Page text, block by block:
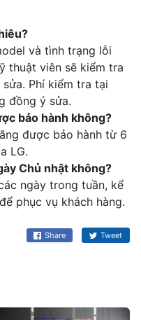
và tình trạng lỗi
thuật viên sẽ kiểm tra
Phí kiểm tra tại
đồng ý sửa.
bảo hành không?
được bảo hành từ 6
LG.
Chủ nhật không?
ngày trong tuần, kể
phục vụ khách hàng.
Share Tweet